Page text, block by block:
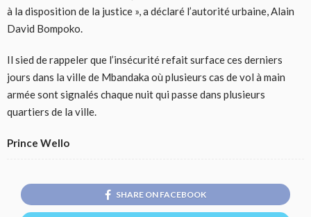
à la disposition de la justice », a déclaré l’autorité urbaine, Alain
David Bompoko.
Il sied de rappeler que l’insécurité refait surface ces derniers
jours dans la ville de Mbandaka où plusieurs cas de vol à main
armée sont signalés chaque nuit qui passe dans plusieurs
quartiers de la ville.
Prince Wello
SHARE ON FACEBOOK